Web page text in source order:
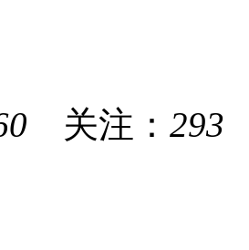
关注： 293